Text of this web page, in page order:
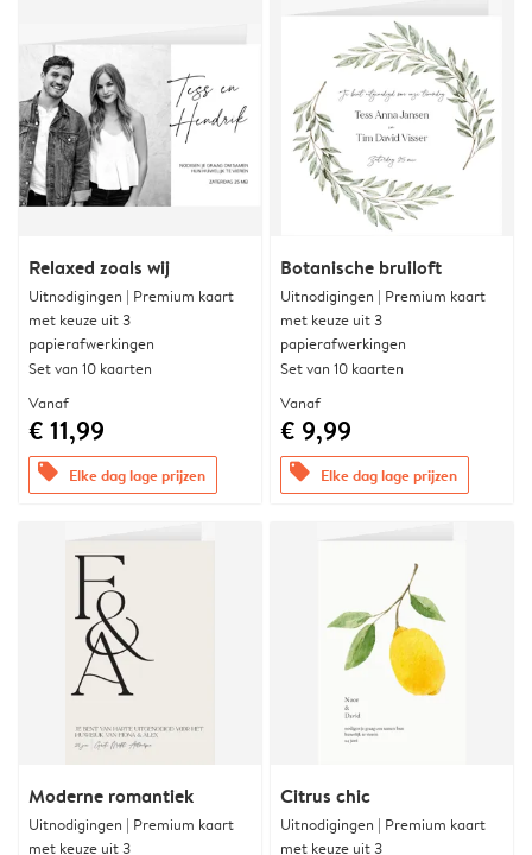
Relaxed zoals wij
Uitnodigingen | Premium kaart
met keuze uit 3
papierafwerkingen
Set van 10 kaarten
Vanaf
€ 11,99
offers Elke dag lage prijzen
Botanische bruiloft
Uitnodigingen | Premium kaart
met keuze uit 3
papierafwerkingen
Set van 10 kaarten
Vanaf
€ 9,99
offers Elke dag lage prijzen
Moderne romantiek
Uitnodigingen | Premium kaart
met keuze uit 3
Citrus chic
Uitnodigingen | Premium kaart
met keuze uit 3